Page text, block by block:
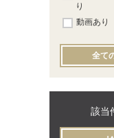
り
動画あり
全て
該当